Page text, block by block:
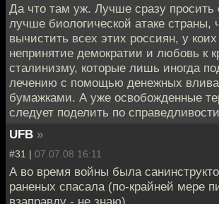
Да что там уж. Лучше сразу просить
лучше биологической атаке страны,
вычистить всех этих россиян, у коих
непринятие демократии и любовь к
сталинизму, которые лишь иногда
лечению с помощью денежных
бумажками. А уже освобожденные
следует поделить по
UFB »
#31 | 07.07.08 16:11
А во время войны была
раненых спасала (по-крайней мере